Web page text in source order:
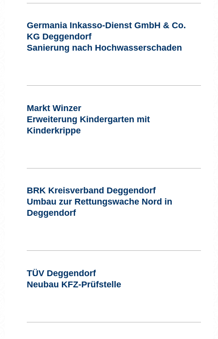
Germania Inkasso-Dienst GmbH & Co.
KG Deggendorf
Sanierung nach Hochwasserschaden
Markt Winzer
Erweiterung Kindergarten mit
Kinderkrippe
BRK Kreisverband Deggendorf
Umbau zur Rettungswache Nord in
Deggendorf
TÜV Deggendorf
Neubau KFZ-Prüfstelle